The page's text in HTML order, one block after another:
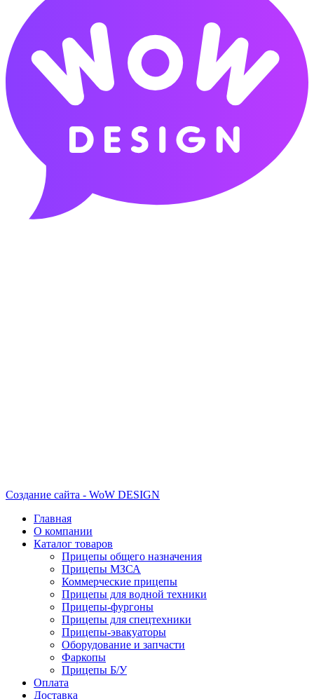
Создание сайта - WoW DESIGN
Главная
О компании
Каталог товаров
Прицепы общего назначения
Прицепы МЗСА
Коммерческие прицепы
Прицепы для водной техники
Прицепы-фургоны
Прицепы для спецтехники
Прицепы-эвакуаторы
Оборудование и запчасти
Фаркопы
Прицепы Б/У
Оплата
Доставка